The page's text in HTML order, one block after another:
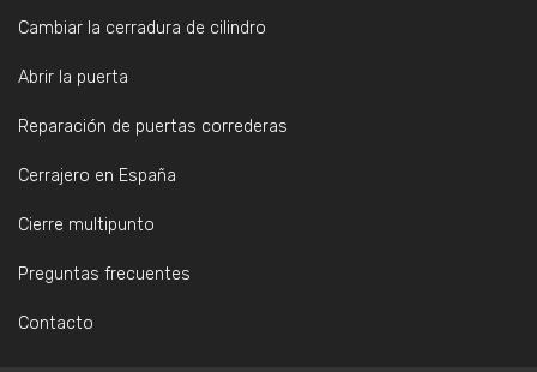
Cambiar la cerradura de cilindro
Abrir la puerta
Reparación de puertas correderas
Cerrajero en España
Cierre multipunto
Preguntas frecuentes
Contacto